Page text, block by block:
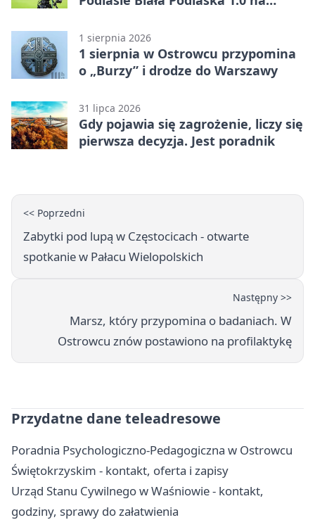
(Grupa IV)
1 sierpnia 2026
1 sierpnia w Ostrowcu przypomina
o „Burzy” i drodze do Warszawy
31 lipca 2026
Gdy pojawia się zagrożenie, liczy się
pierwsza decyzja. Jest poradnik
<< Poprzedni
Zabytki pod lupą w Częstocicach - otwarte
spotkanie w Pałacu Wielopolskich
Następny >>
Marsz, który przypomina o badaniach. W
Ostrowcu znów postawiono na profilaktykę
Przydatne dane teleadresowe
Poradnia Psychologiczno-Pedagogiczna w Ostrowcu
Świętokrzyskim - kontakt, oferta i zapisy
Urząd Stanu Cywilnego w Waśniowie - kontakt,
godziny, sprawy do załatwienia